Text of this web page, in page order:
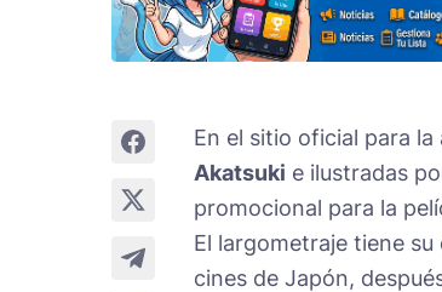
En el sitio oficial para
Akatsuki e ilustradas
promocional para la
El largometraje tiene
cines de Japón,